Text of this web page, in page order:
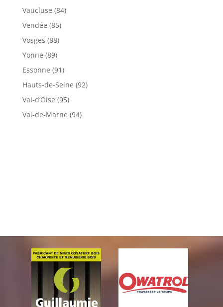
Vaucluse (84)
Vendée (85)
Vosges (88)
Yonne (89)
Essonne (91)
Hauts-de-Seine (92)
Val-d’Oise (95)
Val-de-Marne (94)